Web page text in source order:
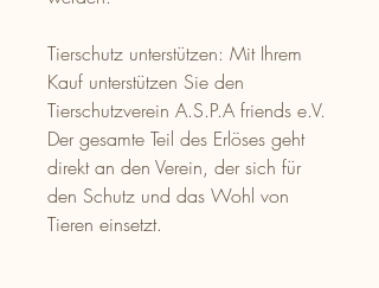
Tierschutz unterstützen: Mit Ihrem
Kauf unterstützen Sie den
Tierschutzverein A.S.P.A friends e.V.
Der gesamte Teil des Erlöses geht
direkt an den Verein, der sich für
den Schutz und das Wohl von
Tieren einsetzt.